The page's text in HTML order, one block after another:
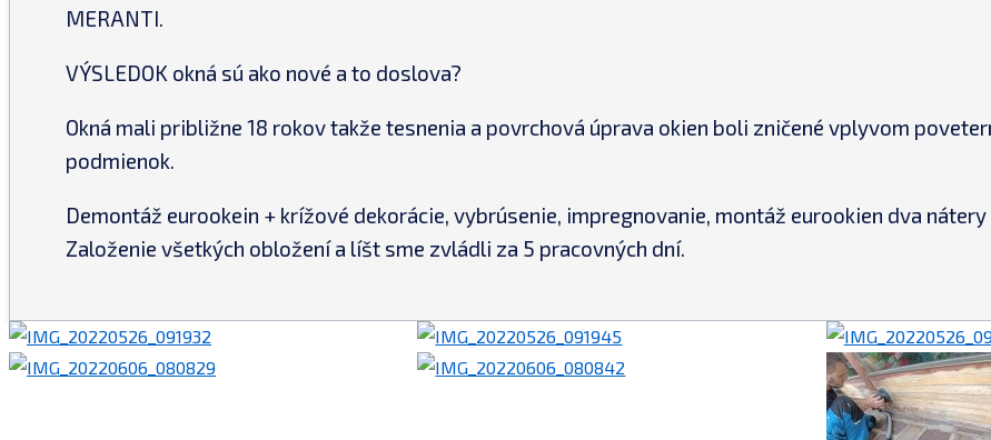
MERANTI.
VÝSLEDOK okná sú ako nové a to doslova?
Okná mali približne 18 rokov takže tesnenia a povrchová úprava okien boli zničené vplyvom
podmienok.
Demontáž eurookein + krížové dekorácie, vybrúsenie, impregnovanie, montáž eurookien dva nátery
Založenie všetkých obložení a líšt sme zvládli za 5 pracovných dní.